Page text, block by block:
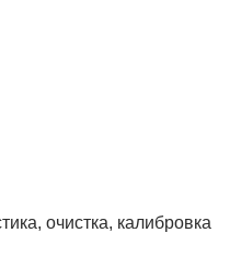
очистка, калибровка